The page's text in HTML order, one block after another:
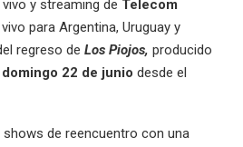
y streaming de Telecom
para Argentina, Uruguay y
regreso de Los Piojos, producido
domingo 22 de junio desde el
de reencuentro con una